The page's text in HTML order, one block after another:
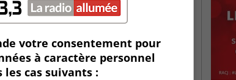
votre consentement pour
à caractère personnel
les cas suivants :